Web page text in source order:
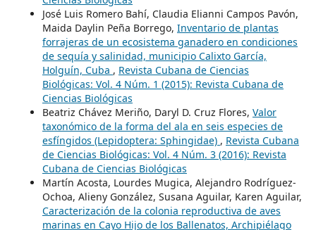
José Luis Romero Bahí, Claudia Elianni Campos Pavón,
Maida Daylin Peña Borrego, Inventario de plantas
forrajeras de un ecosistema ganadero en condiciones
de sequía y salinidad, municipio Calixto García,
Holguín, Cuba , Revista Cubana de Ciencias
Biológicas: Vol. 4 Núm. 1 (2015): Revista Cubana de
Ciencias Biológicas
Beatriz Chávez Meriño, Daryl D. Cruz Flores, Valor
taxonómico de la forma del ala en seis especies de
esfíngidos (Lepidoptera: Sphingidae) , Revista Cubana
de Ciencias Biológicas: Vol. 4 Núm. 3 (2016): Revista
Cubana de Ciencias Biológicas
Martín Acosta, Lourdes Mugica, Alejandro Rodríguez-
Ochoa, Alieny González, Susana Aguilar, Karen Aguilar,
Caracterización de la colonia reproductiva de aves
marinas en Cayo Hijo de los Ballenatos, Archipiélago